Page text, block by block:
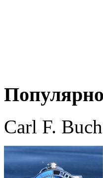
Carl F.